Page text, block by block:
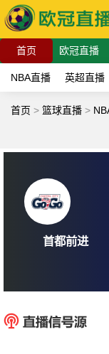
首页 欧冠直播
NBA直播 英超直播
首页 > 篮球直播 >
首都前进